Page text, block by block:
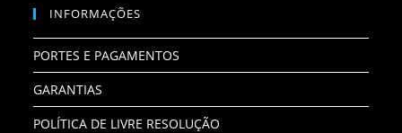
INFORMAÇÕES
PORTES E PAGAMENTOS
GARANTIAS
POLÍTICA DE LIVRE RESOLUÇÃO